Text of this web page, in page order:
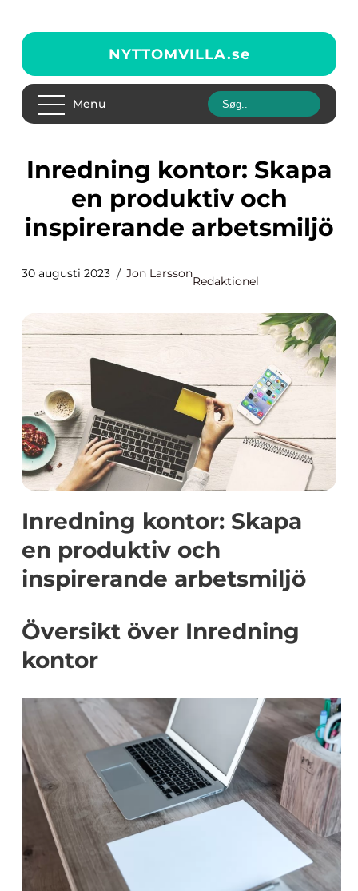
NYTTOMVILLA.se
Menu
Inredning kontor: Skapa
en produktiv och
inspirerande arbetsmiljö
30 augusti 2023 Jon Larsson
Redaktionel
Inredning kontor: Skapa
en produktiv och
inspirerande arbetsmiljö
Översikt över Inredning
kontor